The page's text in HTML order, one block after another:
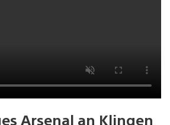
Arsenal an Klingen